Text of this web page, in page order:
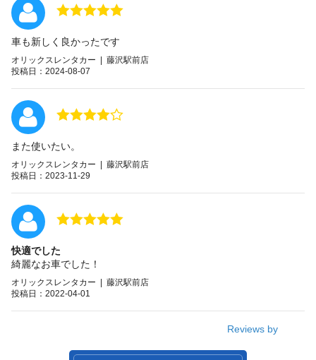
車も新しく良かったです
オリックスレンタカー | 藤沢駅前店
投稿日：2024-08-07
また使いたい。
オリックスレンタカー | 藤沢駅前店
投稿日：2023-11-29
快適でした
綺麗なお車でした！
オリックスレンタカー | 藤沢駅前店
投稿日：2022-04-01
Reviews by